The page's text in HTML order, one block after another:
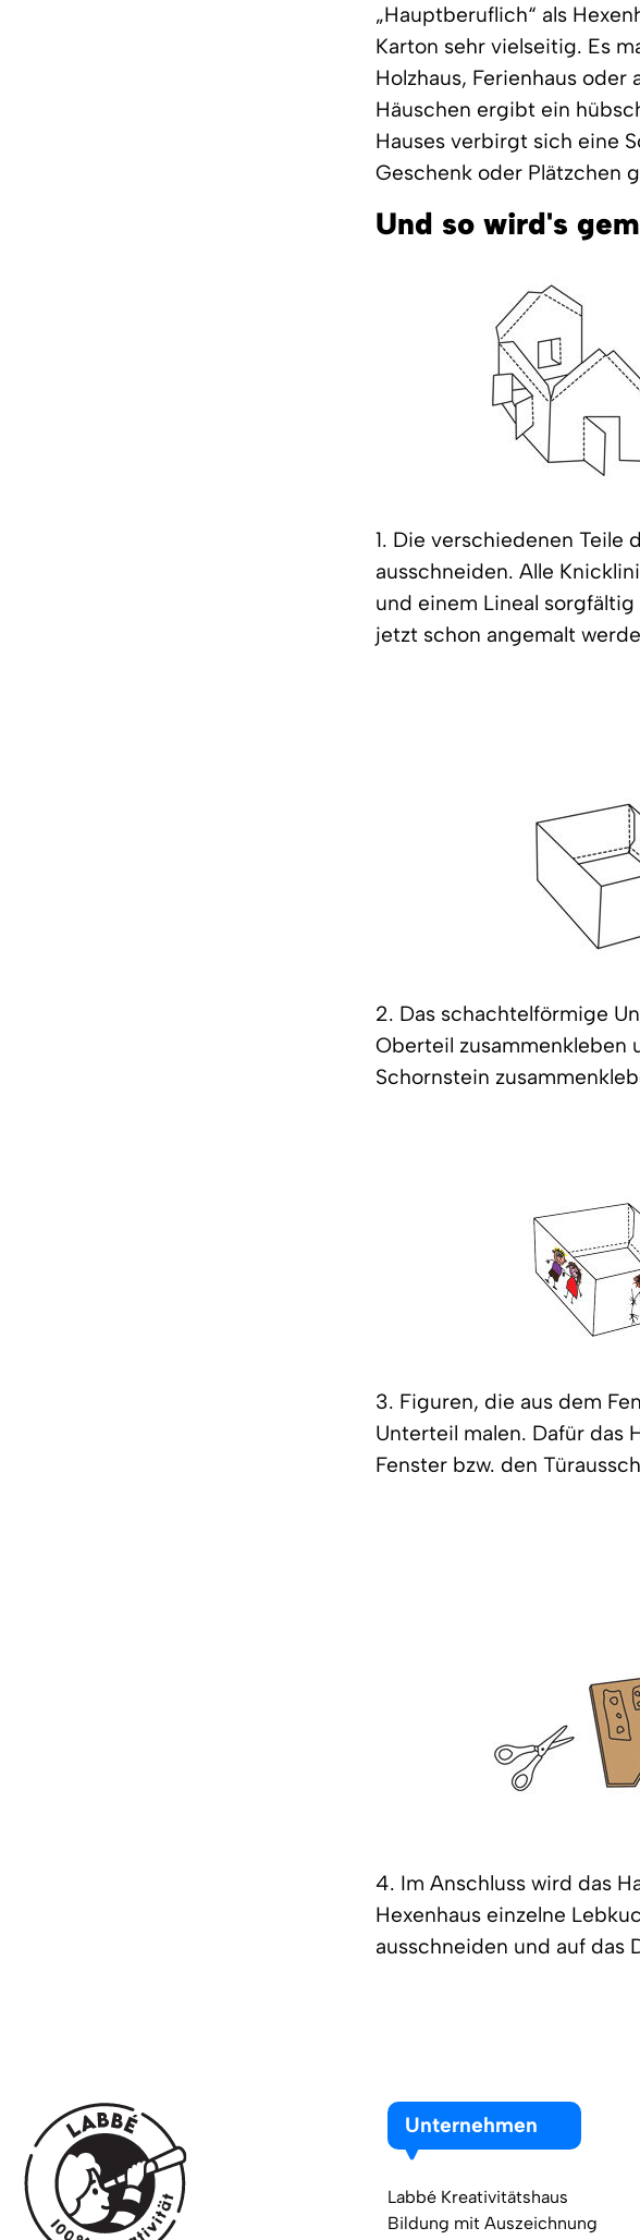
„Hauptberuflich“ als
Karton sehr vielseitig. Es
Holzhaus, Ferienhaus oder
Häuschen ergibt ein
Hauses verbirgt sich eine
Geschenk oder Plätzchen
Und so wird's
1. Die verschiedenen Teile
ausschneiden. Alle
und einem Lineal
jetzt schon angemalt
2. Das schachtelförmige
Oberteil zusammenkleben
Schornstein
3. Figuren, die aus dem
Unterteil malen. Dafür das
Fenster bzw. den
4. Im Anschluss wird das
Hexenhaus einzelne
ausschneiden und auf das
Unternehmen
Labbé Kreativitätshaus
Bildung mit Auszeichnung